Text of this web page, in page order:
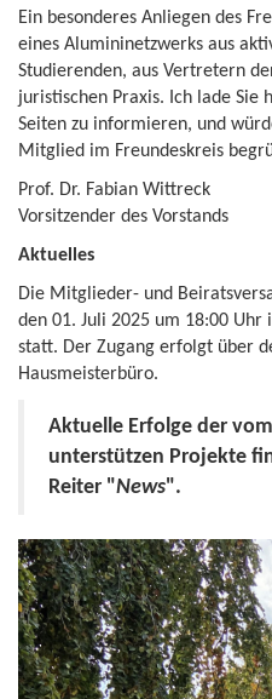
Ein besonderes Anliegen des
eines Alumininetzwerks aus
Studierenden, aus Vertretern
juristischen Praxis. Ich lade Sie
Seiten zu informieren, und
Mitglied im Freundeskreis
Prof. Dr. Fabian Wittreck
Vorsitzender des Vorstands
Aktuelles
Die Mitglieder- und
den 01. Juli 2025 um 18:00 Uhr
statt. Der Zugang erfolgt über
Hausmeisterbüro.
Aktuelle Erfolge der
unterstützen Projekte
Reiter "News".